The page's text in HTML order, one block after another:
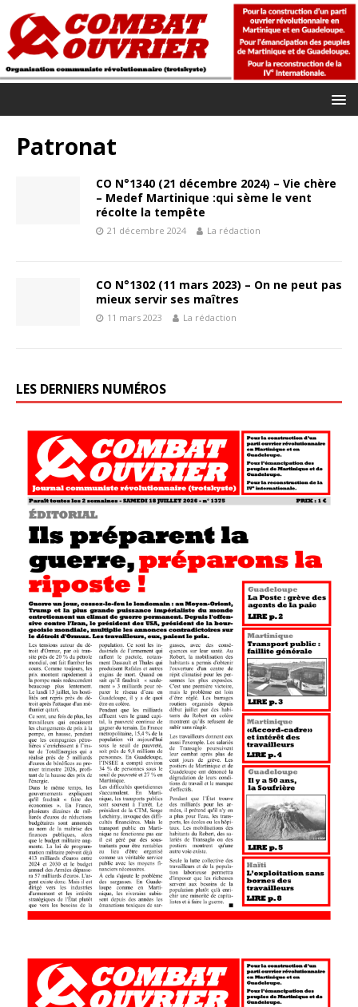
Patronat
CO N°1340 (21 décembre 2024) – Vie chère
– Medef Martinique :qui sème le vent
récolte la tempête
21 décembre 2024 La rédaction
CO N°1302 (11 mars 2023) – On ne peut pas
mieux servir ses maîtres
11 mars 2023 La rédaction
LES DERNIERS NUMÉROS